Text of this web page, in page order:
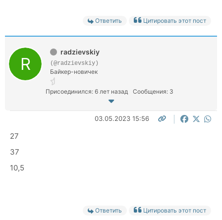
Ответить Цитировать этот пост
radzievskiy
(@radzievskiy)
Байкер-новичек
Присоединился: 6 лет назад Сообщения: 3
03.05.2023 15:56
27
37
10,5
Ответить Цитировать этот пост